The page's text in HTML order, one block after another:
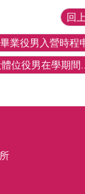
回
業役男入營時程
位役男在學期間...